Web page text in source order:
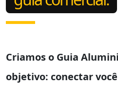
Criamos o Guia
objetivo: conectar